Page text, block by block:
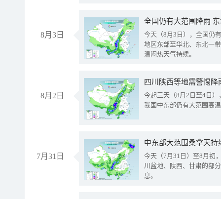
8月3日
全国仍有大范围降雨
今天（8月3日），全国仍
地区东部至华北、东北一
温闷热天气持续。
8月2日
今起三天（8月2日至4日
我国中东部仍有大范围高
7月31日
中东部大范围桑拿天
今天（7月31日）至8月初
川盆地、陕西、甘肃的部
息。